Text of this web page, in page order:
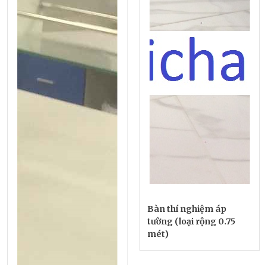
Bàn thí nghiệm áp
tường (loại rộng 0.75
mét)